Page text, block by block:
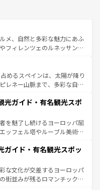
メ、自然と多彩な魅力にあふ
フィレンツェのルネッサンス
園風景やアマルフィ海岸の絶
い。観光の合間には、本場の
タリア料理を堪能することも
れられない旅をしてみよう！
めるスペインは、太陽が降り
レネー山脈まで、多彩な自然
熱的なフラメンコ、熱気あふ
パスが生活の一部となってい
れた雰囲気や、バルセロナの
方では古代ローマ遺跡や中世
候が異なるスペインはその個
い。
光ガイド・有名観光スポ
を魅了し続けるヨーロッパ屈
ッフェル塔やルーブル美術館
る。華麗な宮殿、歴史的な大
豊かな自然が、訪れる者を心
スは美食の国としても知ら
無形文化遺産にも登録されて
ガイド・有名観光スポッ
な文化が交差するヨーロッパ
街並みが残るロマンチック街